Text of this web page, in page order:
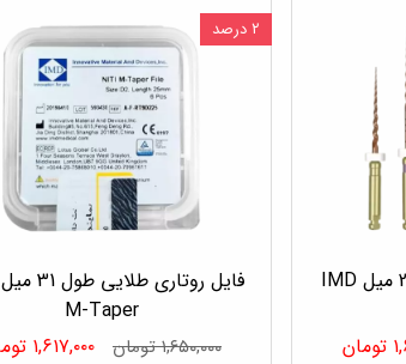
فایل روتاری طلایی طول 21 میل IMD
M-Taper
۱,۶۵۰,۰۰۰ تومان ۱,۶۱۷,۰۰۰ تومان
۲ درصد